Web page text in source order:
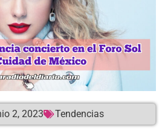
2, 2023 Tendencias